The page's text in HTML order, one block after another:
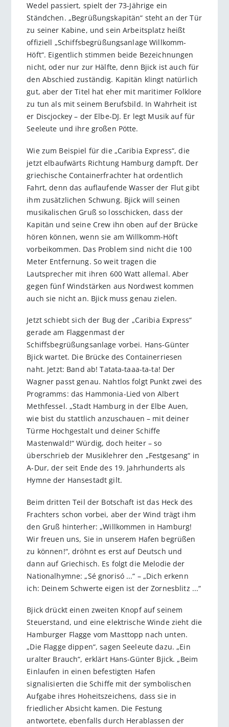
Wedel passiert, spielt der 73-Jährige ein
Ständchen. „Begrüßungskapitän“ steht an der Tür
zu seiner Kabine, und sein Arbeitsplatz heißt
offiziell „Schiffsbegrüßungsanlage Willkomm-
Höft“. Eigentlich stimmen beide Bezeichnungen
nicht, oder nur zur Hälfte, denn Bjick ist auch für
den Abschied zuständig. Kapitän klingt natürlich
gut, aber der Titel hat eher mit maritimer Folklore
zu tun als mit seinem Berufsbild. In Wahrheit ist
er Discjockey – der Elbe-DJ. Er legt Musik auf für
Seeleute und ihre großen Pötte.
Wie zum Beispiel für die „Caribia Express“, die
jetzt elbaufwärts Richtung Hamburg dampft. Der
griechische Containerfrachter hat ordentlich
Fahrt, denn das auflaufende Wasser der Flut gibt
ihm zusätzlichen Schwung. Bjick will seinen
musikalischen Gruß so losschicken, dass der
Kapitän und seine Crew ihn oben auf der Brücke
hören können, wenn sie am Willkomm-Höft
vorbeikommen. Das Problem sind nicht die 100
Meter Entfernung. So weit tragen die
Lautsprecher mit ihren 600 Watt allemal. Aber
gegen fünf Windstärken aus Nordwest kommen
auch sie nicht an. Bjick muss genau zielen.
Jetzt schiebt sich der Bug der „Caribia Express“
gerade am Flaggenmast der
Schiffsbegrüßungsanlage vorbei. Hans-Günter
Bjick wartet. Die Brücke des Containerriesen
naht. Jetzt: Band ab! Tatata-taaa-ta-ta! Der
Wagner passt genau. Nahtlos folgt Punkt zwei des
Programms: das Hammonia-Lied von Albert
Methfessel. „Stadt Hamburg in der Elbe Auen,
wie bist du stattlich anzuschauen – mit deiner
Türme Hochgestalt und deiner Schiffe
Mastenwald!“ Würdig, doch heiter – so
überschrieb der Musiklehrer den „Festgesang“ in
A-Dur, der seit Ende des 19. Jahrhunderts als
Hymne der Hansestadt gilt.
Beim dritten Teil der Botschaft ist das Heck des
Frachters schon vorbei, aber der Wind trägt ihm
den Gruß hinterher: „Willkommen in Hamburg!
Wir freuen uns, Sie in unserem Hafen begrüßen
zu können!“, dröhnt es erst auf Deutsch und
dann auf Griechisch. Es folgt die Melodie der
Nationalhymne: „Sé gnorisó ...“ – „Dich erkenn
ich: Deinem Schwerte eigen ist der Zornesblitz ...“
Bjick drückt einen zweiten Knopf auf seinem
Steuerstand, und eine elektrische Winde zieht die
Hamburger Flagge vom Masttopp nach unten.
„Die Flagge dippen“, sagen Seeleute dazu. „Ein
uralter Brauch“, erklärt Hans-Günter Bjick. „Beim
Einlaufen in einen befestigten Hafen
signalisierten die Schiffe mit der symbolischen
Aufgabe ihres Hoheitszeichens, dass sie in
friedlicher Absicht kamen. Die Festung
antwortete, ebenfalls durch Herablassen der